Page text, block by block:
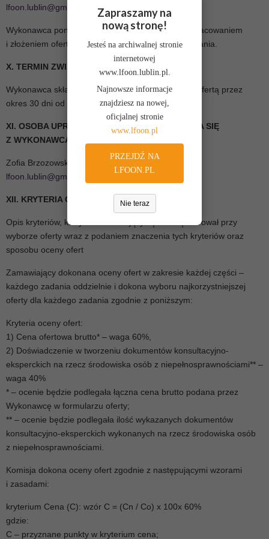
lfoon.lublin@gmail.com
Wykonawca ponosi wszelkie koszty związane z opracowaniem
i złożeniem oferty, niezależnie od wyniku postępowania.
X. TERMIN ZWIĄZANIA OFERTĄ
Wykonawca składający ofertę pozostaje związany ofertą przez
okres 30 dni od upływu terminu składania ofert.
XI. OSOBA UPRAWNIONA DO POROZUMIEWANIA SIĘ
Z WYKONAWCAMI
Zofia Brzozowska, tel. 513 046 883, adres e-mail:
lfoon.lublin@gmail.com
XII. KRYTERIA OCENY OFERT
Opis kryteriów, którymi Zamawiający będzie się kierował przy
wyborze oferty wraz z podaniem znaczenia tych kryteriów oraz
sposobu oceny ofert
Zamawiający dokonana oceny ofert w zakresie każdej części –
każdego zadania oddzielnie i dokona wyboru najkorzystniejszej
oferty dla każdego zadania zgodnie z poniższym:
Kryteria oceny ofert:
1) Cena ofertowa brutto* – waga 60%,
2) Doświadczenie w tworzeniu dokumentów konsultacyjno-
eksperckich na rzecz środowiska osób z niepełnosprawnościami** –
waga 40%
* – ocenie będzie podlegała łączna cena brutto podana przez
Wykonawcę w formularzu oferty;
** – ocenie będzie podlegała ilość wykazanych dokumentów
konsultacyjno-eksperckich wykonanych na rzecz środowiska osób
z niepełnosprawnościami.
Komisja dokona oceny ofert zgodnie z następującymi wzorami
i zasadami:
kryterium Cena (C): wzór C = (Cn / Co) x 100x 60%
gdzie:
C – przyznane punkty w kryterium cena;
Zapraszamy na
nową stronę!
Jesteś na archiwalnej stronie
internetowej
www.lfoon.lublin.pl.
Najnowsze informacje
znajdziesz na nowej,
oficjalnej stronie
www.lfoon.pl
PRZEJDŹ NA
LFOON.PL
Nie teraz